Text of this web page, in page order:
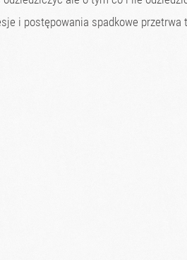
i postępowania spadkowe przetrwa